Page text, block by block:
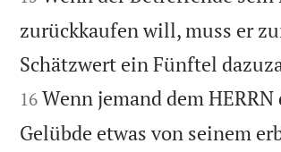
zurückkaufen will, muss er
Schätzwert ein Fünftel
16 Wenn jemand dem
Gelübde etwas von seinem